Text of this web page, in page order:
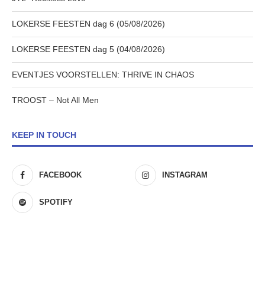
LOKERSE FEESTEN dag 6 (05/08/2026)
LOKERSE FEESTEN dag 5 (04/08/2026)
EVENTJES VOORSTELLEN: THRIVE IN CHAOS
TROOST – Not All Men
KEEP IN TOUCH
FACEBOOK INSTAGRAM
SPOTIFY